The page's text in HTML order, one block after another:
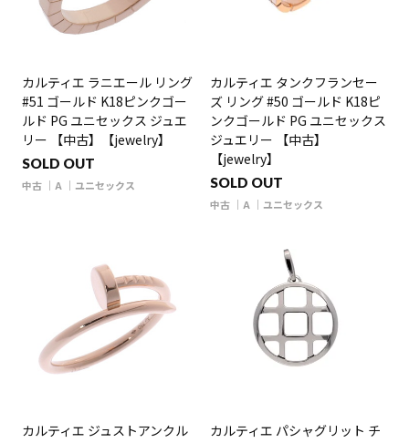
カルティエ ラニエール リング
#51 ゴールド K18ピンクゴー
ルド PG ユニセックス ジュエ
リー 【中古】【jewelry】
SOLD OUT
中古 A ユニセックス
カルティエ タンクフランセー
ズ リング #50 ゴールド K18ピ
ンクゴールド PG ユニセックス
ジュエリー 【中古】
【jewelry】
SOLD OUT
中古 A ユニセックス
カルティエ ジュストアンクル
カルティエ パシャグリット チ